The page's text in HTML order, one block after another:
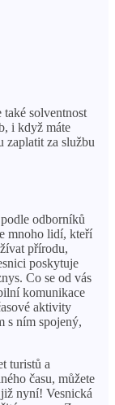
solventnost
i když máte
zaplatit za službu
odborníků
mnoho lidí, kteří
přírodu,
poskytuje
Co se od vás
komunikace
aktivity
s ním spojený,
turistů a
času, můžete
nyní! Vesnická